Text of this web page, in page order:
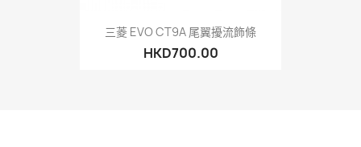
三菱 EVO CT9A 尾翼擾流飾條
HKD700.00